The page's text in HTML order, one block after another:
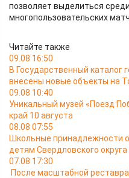
позволяет выделиться
многопользовательских
Читайте также
09.08 16:50
В Государственный каталог
внесены новые объекты на
09.08 10:40
Уникальный музей «Поезд
край 10 августа
08.08 07:55
Школьные принадлежности
детям Свердловского
07.08 17:30
После масштабной